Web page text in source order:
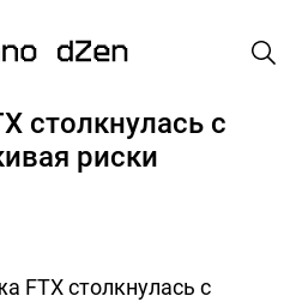
столкнулась с
риски
FTX столкнулась с